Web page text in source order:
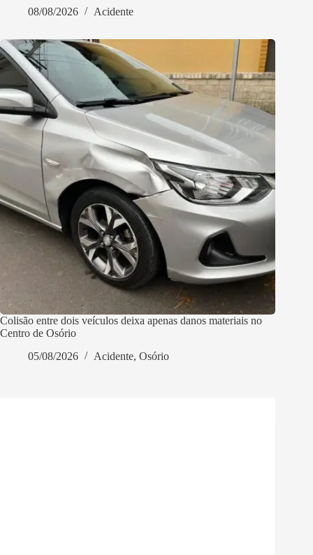
08/08/2026
Acidente
Colisão entre dois veículos deixa apenas danos materiais no
Centro de Osório
05/08/2026
Acidente, Osório